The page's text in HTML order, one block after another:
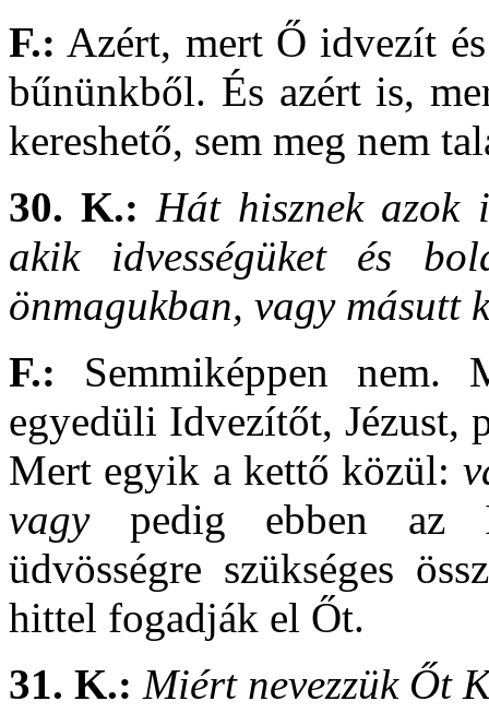
F.: Azért, mert Ő idvezít
bűnünkből. És azért is,
kereshető, sem meg nem
30. K.: Hát hisznek azok
akik idvességüket és
önmagukban, vagy másutt
F.: Semmiképpen nem.
egyedüli Idvezítőt, Jézust,
Mert egyik a kettő közül:
vagypedig ebben az
üdvösségre szükséges
hittel fogadják el Őt.
31. K.: Miért nevezzük Őt